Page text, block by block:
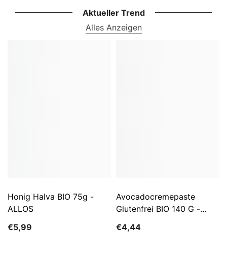
Aktueller Trend
Alles Anzeigen
Honig Halva BIO 75g -
ALLOS
€5,99
Avocadocremepaste
Glutenfrei BIO 140 G -
€4,44